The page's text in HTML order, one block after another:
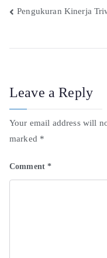
Pengukuran Kinerja
Leave a Reply
Your email address will
marked *
Comment*